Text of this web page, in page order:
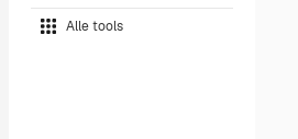
Alle tools